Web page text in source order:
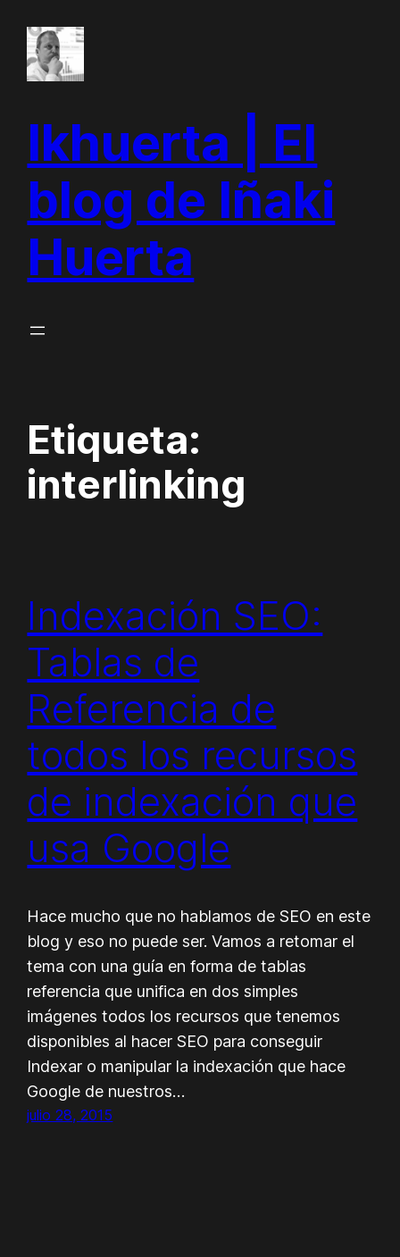
contenido
Ikhuerta | El
blog de Iñaki
Huerta
Etiqueta:
interlinking
Indexación SEO:
Tablas de
Referencia de
todos los recursos
de indexación que
usa Google
Hace mucho que no hablamos de SEO en este
blog y eso no puede ser. Vamos a retomar el
tema con una guía en forma de tablas
referencia que unifica en dos simples
imágenes todos los recursos que tenemos
disponibles al hacer SEO para conseguir
Indexar o manipular la indexación que hace
Google de nuestros…
julio 28, 2015